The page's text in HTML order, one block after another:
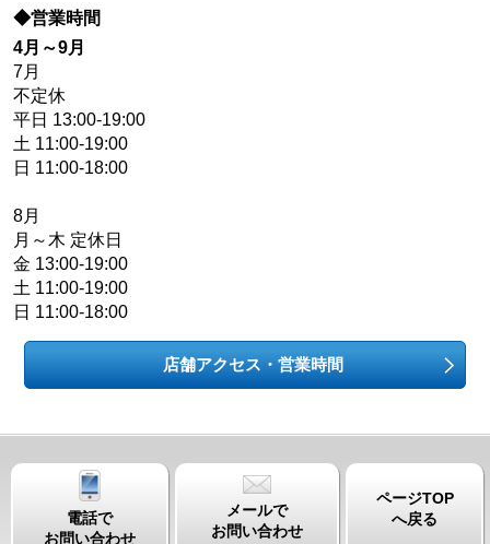
◆営業時間
4月～9月
7月
不定休
平日 13:00-19:00
土 11:00-19:00
日 11:00-18:00
8月
月～木 定休日
金 13:00-19:00
土 11:00-19:00
日 11:00-18:00
店舗アクセス・営業時間
電話で
お問い合わせ
メールで
お問い合わせ
ページTOP
へ戻る